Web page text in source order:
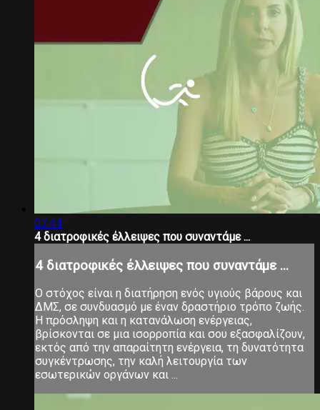
07:44
4 διατροφικές έλλειψες που συναντάμε ...
4 διατροφικές έλλειψες που συναντάμε ...
Ο στόχος είναι η διατήρηση ενός υγιούς βάρους και
ΔΜΣ, σε συνδυασμό με έναν δραστήριο τρόπο ζωής.
Η πρόσληψη και η κατανάλωση ενέργειας,
βρίσκονται σε μια ισορροπία και σου εξασφαλίζουν,
εκτός από την απαραίτητη ενέργεια, τη δυνατότητα
συγκέντρωσης, την καλή λειτουργία των
εσωτερικών οργάνων και ...